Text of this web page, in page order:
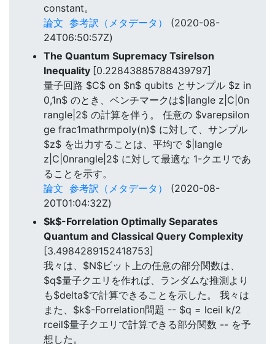
constant。
論文 参考訳（メタデータ）
(2020-08-
24T06:50:57Z)
The Quantum Supremacy Tsirelson
Inequality [0.22843885788439797]
量子回路 $C$ on $n$ qubits とサンプル $z in
0,1n$ のとき、ベンチマークは$|langle z|C|0n
rangle|2$ の計算を伴う。 任意の $varepsilon
ge frac1mathrmpoly(n)$ に対して、サンプル
$z$ を出力することは、平均で $|langle
z|C|0nrangle|2$ に対して最適な 1-クエリであ
ることを示す。
論文 参考訳（メタデータ）
(2020-08-
20T01:04:32Z)
$k$-Forrelation Optimally Separates
Quantum and Classical Query Complexity
[3.4984289152418753]
我々は、$N$ビット上の任意の部分関数は、
$q$量子クエリを作れば、ランダムな推測より
も$delta$で計算できることを示した。 我々は
また、$k$-Forrelation問題 -- $q = lceil k/2
rceil$量子クエリで計算できる部分関数 -- を予
想した。